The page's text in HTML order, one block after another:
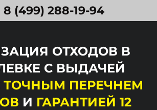
8 (499) 288-19-94
ОТХОДОВ В
С ВЫДАЧЕЙ
ТОЧНЫМ ПЕРЕЧНЕМ
И ГАРАНТИЕЙ 12